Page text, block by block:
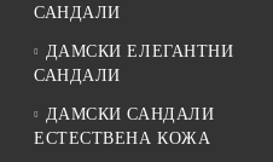
САНДАЛИ
ДАМСКИ ЕЛЕГАНТНИ
САНДАЛИ
ДАМСКИ САНДАЛИ
ЕСТЕСТВЕНА КОЖА